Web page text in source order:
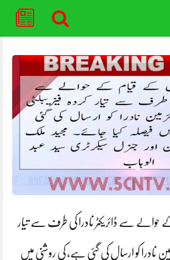
حوالے سے ڈائریکٹر نادرا کی طرف سے تیار
نادرا کو ارسال کی گئی ہے، کی روشنی میں